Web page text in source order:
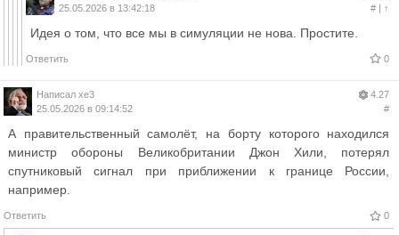
25.05.2026 в 13:42:18
#| ↑
Идея о том, что все мы в симуляции не нова. Простите.
Ответить 0
Написал xe3
25.05.2026 в 09:14:52
4.27
#
А правительственный самолёт, на борту которого находился
министр обороны Великобритании Джон Хили, потерял
спутниковый сигнал при приближении к границе России,
например.
Ответить 0